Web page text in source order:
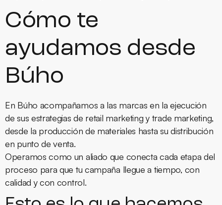
Cómo te
ayudamos desde
Búho
En Búho acompañamos a las marcas en la ejecución
de sus estrategias de retail marketing y trade marketing,
desde la producción de materiales hasta su distribución
en punto de venta.
Operamos como un aliado que conecta cada etapa del
proceso para que tu campaña llegue a tiempo, con
calidad y con control.